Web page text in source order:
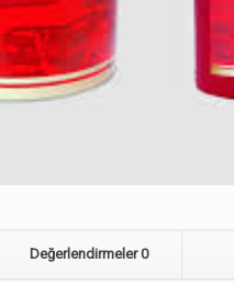
Değerlendirmeler0